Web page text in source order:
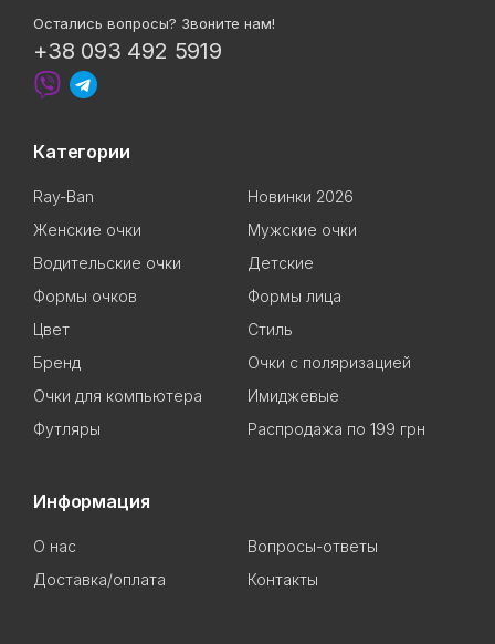
Остались вопросы? Звоните нам!
+38 093 492 5919
Категории
Ray-Ban
Новинки 2026
Женские очки
Мужские очки
Водительские очки
Детские
Формы очков
Формы лица
Цвет
Стиль
Бренд
Очки с поляризацией
Очки для компьютера
Имиджевые
Футляры
Распродажа по 199 грн
Информация
О нас
Вопросы-ответы
Доставка/оплата
Контакты